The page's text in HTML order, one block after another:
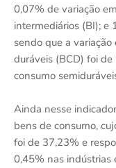
0,07% de variação
intermediários (BI); e
sendo que a
duráveis (BCD) foi
consumo
Ainda nesse
bens de consumo,
foi de 37,23% e
0,45% nas indústrias